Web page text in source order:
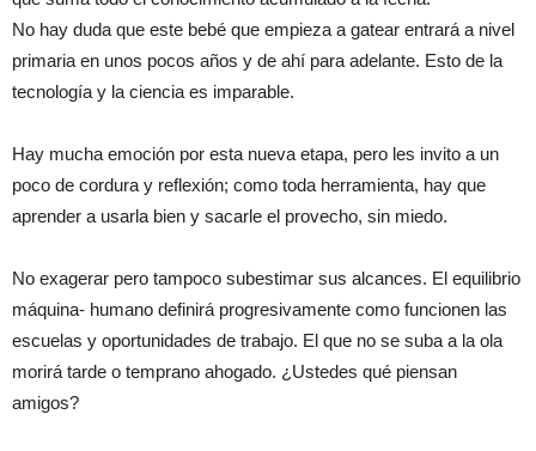
No hay duda que este bebé que empieza a gatear entrará a nivel
primaria en unos pocos años y de ahí para adelante. Esto de la
tecnología y la ciencia es imparable.
Hay mucha emoción por esta nueva etapa, pero les invito a un
poco de cordura y reflexión; como toda herramienta, hay que
aprender a usarla bien y sacarle el provecho, sin miedo.
No exagerar pero tampoco subestimar sus alcances. El equilibrio
máquina- humano definirá progresivamente como funcionen las
escuelas y oportunidades de trabajo. El que no se suba a la ola
morirá tarde o temprano ahogado. ¿Ustedes qué piensan
amigos?